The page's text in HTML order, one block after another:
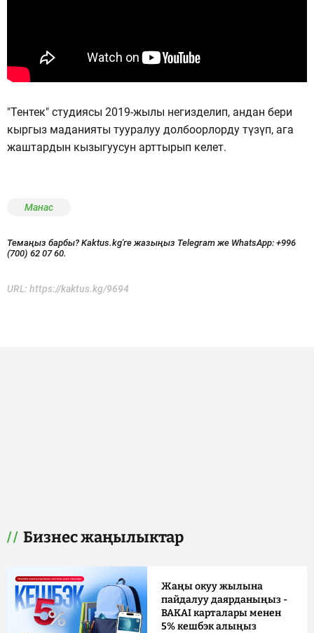
"Тентек" студиясы 2019-жылы негизделип, андан бери
кыргыз маданияты тууралуу долбоорлорду түзүп, ага
жаштардын кызыгуусун арттырып келет.
Манас
Темаңыз барбы? Kaktus.kg'ге жазыңыз Telegram же WhatsApp: +996
(700) 62 07 60.
URL: https://kaktus.kg/9694
Бизнес жаңылыктар
Жаңы окуу жылына
пайдалуу даярданыңыз -
BAKAI карталары менен
5% кешбэк алыңыз